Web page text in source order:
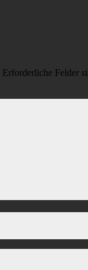
Erforderliche Felder